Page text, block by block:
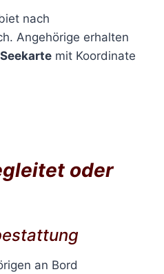
nach
Angehörige erhalten
Seekarte mit Koordinate
oder
an Bord